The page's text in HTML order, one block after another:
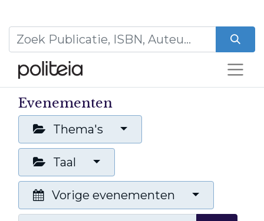
Evenementen
Thema's
Taal
Vorige evenementen